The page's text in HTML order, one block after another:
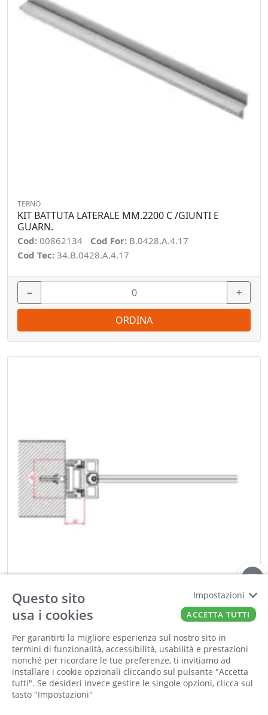
TERNO
KIT BATTUTA LATERALE MM.2200 C /GIUNTI E
GUARN.
Cod: 00862134 Cod For: B.0428.A.4.17
Cod Tec: 34.B.0428.A.4.17
− +
ORDINA
BLISTER MM.2200 CON GIUNTI E GUARNIZIONE ME
Cod:00883863 Cod For:B.0428.A.4.28
Cod Tec: 34.B.0428.A.4.28
Questo sito
usa i cookies
Per garantirti la migliore esperienza sul nostro sito in
termini di funzionalità, accessibilità, usabilità e prestazioni
nonché per ricordare le tue preferenze, ti invitiamo ad
installare i cookie opzionali cliccando sul pulsante "Accetta
tutti". Se desideri invece gestire le singole opzioni, clicca sul
tasto "Impostazioni"
Impostazioni
ACCETTA TUTTI